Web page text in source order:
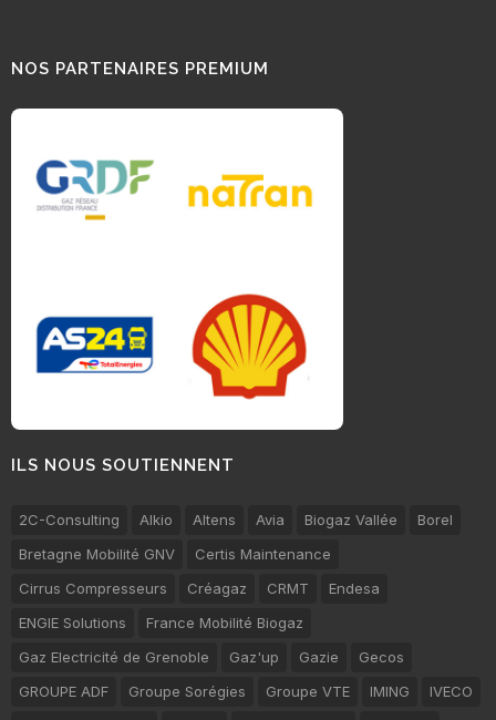
NOS PARTENAIRES PREMIUM
ILS NOUS SOUTIENNENT
2C-Consulting Alkio Altens Avia Biogaz Vallée
Borel
Bretagne Mobilité GNV
Certis Maintenance
Cirrus Compresseurs
Créagaz CRMT
Endesa
ENGIE Solutions
France Mobilité Biogaz
Gaz Electricité de Grenoble
Gaz'up Gazie
Gecos
GROUPE ADF
Groupe Sorégies Groupe VTE IMING
IVECO